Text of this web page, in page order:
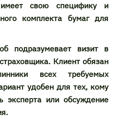
свою специфику и
комплекта бумаг для
подразумевает визит в
Клиент обязан
всех требуемых
удобен для тех, кому
эксперта или обсуждение